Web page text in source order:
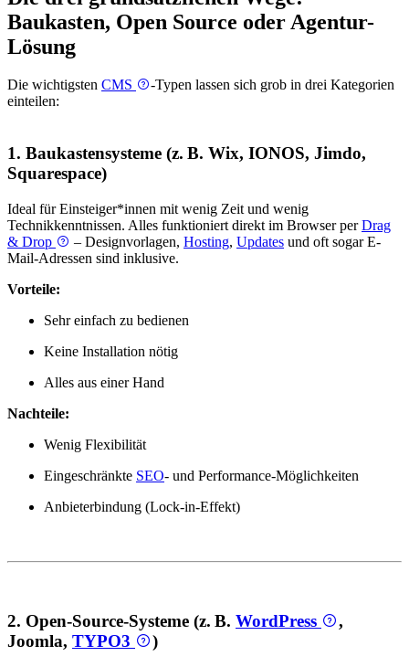
Baukasten, Open Source oder Agentur-
Lösung
Die wichtigsten CMS
-Typen lassen sich grob in drei Kategorien
einteilen:
1. Baukastensysteme (z. B. Wix, IONOS, Jimdo,
Squarespace)
Ideal für Einsteiger*innen mit wenig Zeit und wenig
Technikkenntnissen. Alles funktioniert direkt im Browser perDrag
& Drop
– Designvorlagen, Hosting, Updates und oft sogar E-
Mail-Adressen sind inklusive.
Vorteile:
Sehr einfach zu bedienen
Keine Installation nötig
Alles aus einer Hand
Nachteile:
Wenig Flexibilität
Eingeschränkte SEO- und Performance-Möglichkeiten
Anbieterbindung (Lock-in-Effekt)
2. Open-Source-Systeme (z. B. WordPress
,
Joomla, TYPO3 )